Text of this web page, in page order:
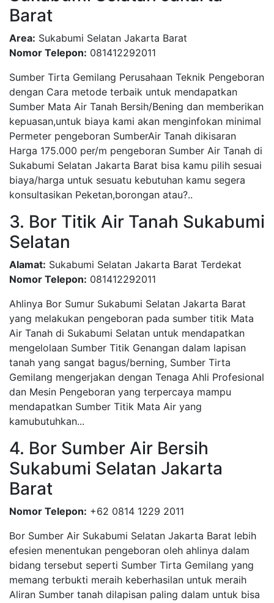
Barat
Area: Sukabumi Selatan Jakarta Barat
Nomor Telepon: 081412292011
Sumber Tirta Gemilang Perusahaan Teknik Pengeboran
dengan Cara metode terbaik untuk mendapatkan
Sumber Mata Air Tanah Bersih/Bening dan memberikan
kepuasan,untuk biaya kami akan menginfokan minimal
Permeter pengeboran SumberAir Tanah dikisaran
Harga 175.000 per/m pengeboran Sumber Air Tanah di
Sukabumi Selatan Jakarta Barat bisa kamu pilih sesuai
biaya/harga untuk sesuatu kebutuhan kamu segera
konsultasikan Peketan,borongan atau?..
3. Bor Titik Air Tanah Sukabumi
Selatan
Alamat: Sukabumi Selatan Jakarta Barat Terdekat
Nomor Telepon: 081412292011
Ahlinya Bor Sumur Sukabumi Selatan Jakarta Barat
yang melakukan pengeboran pada sumber titik Mata
Air Tanah di Sukabumi Selatan untuk mendapatkan
mengelolaan Sumber Titik Genangan dalam lapisan
tanah yang sangat bagus/berning, Sumber Tirta
Gemilang mengerjakan dengan Tenaga Ahli Profesional
dan Mesin Pengeboran yang terpercaya mampu
mendapatkan Sumber Titik Mata Air yang
kamubutuhkan...
4. Bor Sumber Air Bersih
Sukabumi Selatan Jakarta
Barat
Nomor Telepon: +62 0814 1229 2011
Bor Sumber Air Sukabumi Selatan Jakarta Barat lebih
efesien menentukan pengeboran oleh ahlinya dalam
bidang tersebut seperti Sumber Tirta Gemilang yang
memang terbukti meraih keberhasilan untuk meraih
Aliran Sumber tanah dilapisan paling dalam untuk bisa